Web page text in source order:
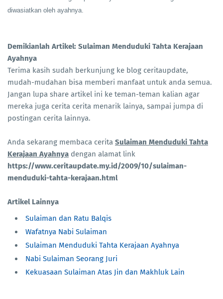
diwasiatkan oleh ayahnya.
Demikianlah Artikel: Sulaiman Menduduki Tahta Kerajaan
Ayahnya
Terima kasih sudah berkunjung ke blog ceritaupdate,
mudah-mudahan bisa memberi manfaat untuk anda semua.
Jangan lupa share artikel ini ke teman-teman kalian agar
mereka juga cerita cerita menarik lainya, sampai jumpa di
postingan cerita lainnya.
Anda sekarang membaca cerita Sulaiman Menduduki Tahta
Kerajaan Ayahnya dengan alamat link
https://www.ceritaupdate.my.id/2009/10/sulaiman-
menduduki-tahta-kerajaan.html
Artikel Lainnya
Sulaiman dan Ratu Balqis
Wafatnya Nabi Sulaiman
Sulaiman Menduduki Tahta Kerajaan Ayahnya
Nabi Sulaiman Seorang Juri
Kekuasaan Sulaiman Atas Jin dan Makhluk Lain